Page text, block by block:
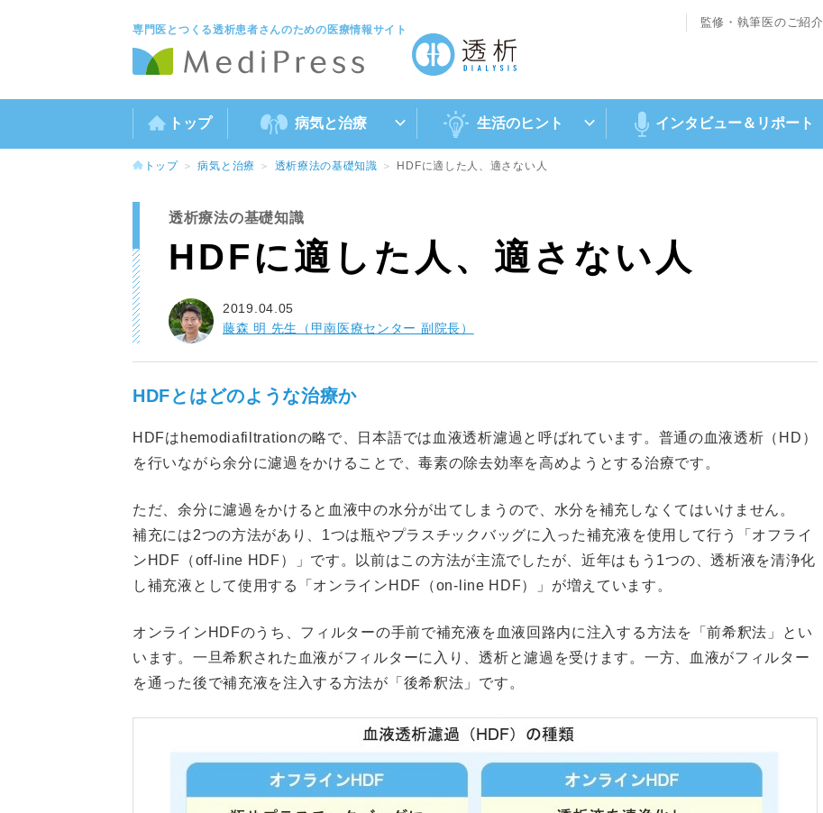
専門医とつくる透析患者さんのための医療情報サイト
監修・執筆医のご紹介
トップ 病気と治療 生活のヒント インタビュー＆ リポート
トップ 病気と治療 透析療法の基礎知識 HDFに適した人、適さない人
透析療法の基礎知識
HDFに適した人、適さない人
2019.04.05
藤森 明 先生（甲南医療センター 副院長）
HDFとはどのような治療か
HDFはhemodiafiltrationの略で、日本語では血液透析濾過と呼ばれています。普通の血液透析（HD）
を行いながら余分に濾過をかけることで、毒素の除去効率を高めようとする治療です。
ただ、余分に濾過をかけると血液中の水分が出てしまうので、水分を補充しなくてはいけません。
補充には2つの方法があり、1つは瓶やプラスチックバッグに入った補充液を使用して行う「オフライ
ンHDF（off-line HDF）」です。以前はこの方法が主流でしたが、近年はもう1つの、透析液を清浄化
し補充液として使用する「オンラインHDF（on-line HDF）」が増えています。
オンラインHDFのうち、フィルターの手前で補充液を血液回路内に注入する方法を「前希釈法」とい
います。一旦希釈された血液がフィルターに入り、透析と濾過を受けます。一方、血液がフィルター
を通った後で補充液を注入する方法が「後希釈法」です。